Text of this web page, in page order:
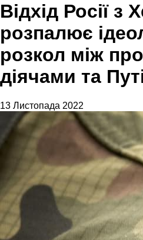
Відхід Росії з
розпалює
розкол між
діячами та
13 Листопада 2022